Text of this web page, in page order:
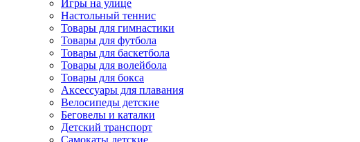
Игры на улице
Настольный теннис
Товары для гимнастики
Товары для футбола
Товары для баскетбола
Товары для волейбола
Товары для бокса
Аксессуары для плавания
Велосипеды детские
Беговелы и каталки
Детский транспорт
Самокаты детские